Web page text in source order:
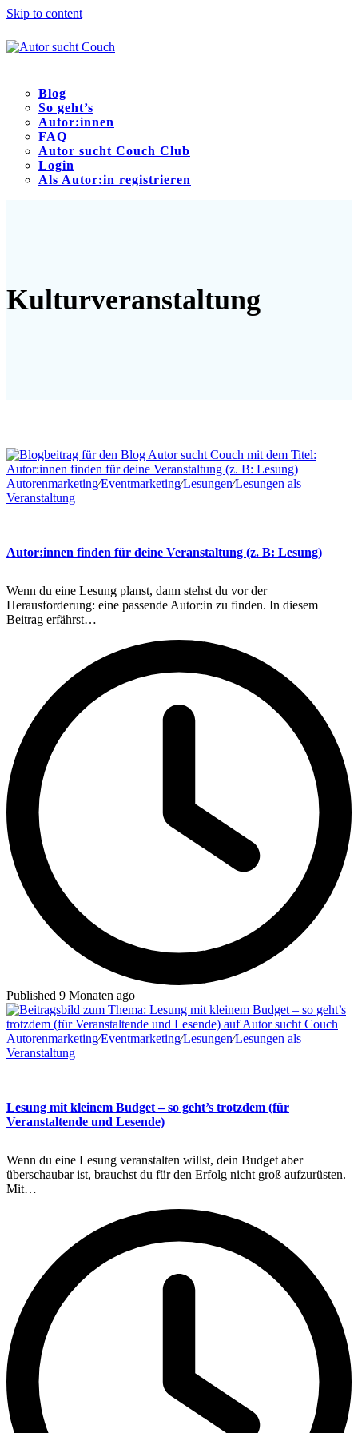
Skip to content
Blog
So geht’s
Autor:innen
FAQ
Autor sucht Couch Club
Login
Als Autor:in registrieren
Kulturveranstaltung
Autorenmarketing∕Eventmarketing∕Lesungen∕Lesungen als
Veranstaltung
Autor:innen finden für deine Veranstaltung (z. B: Lesung)
Wenn du eine Lesung planst, dann stehst du vor der
Herausforderung: eine passende Autor:in zu finden. In diesem
Beitrag erfährst…
Published 9 Monaten ago
Autorenmarketing∕Eventmarketing∕Lesungen∕Lesungen als
Veranstaltung
Lesung mit kleinem Budget – so geht’s trotzdem (für
Veranstaltende und Lesende)
Wenn du eine Lesung veranstalten willst, dein Budget aber
überschaubar ist, brauchst du für den Erfolg nicht groß aufzurüsten.
Mit…